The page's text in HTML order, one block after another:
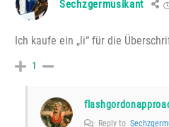
Sechzgermusikant
Ich kaufe ein „li“ für die
1
Reply to